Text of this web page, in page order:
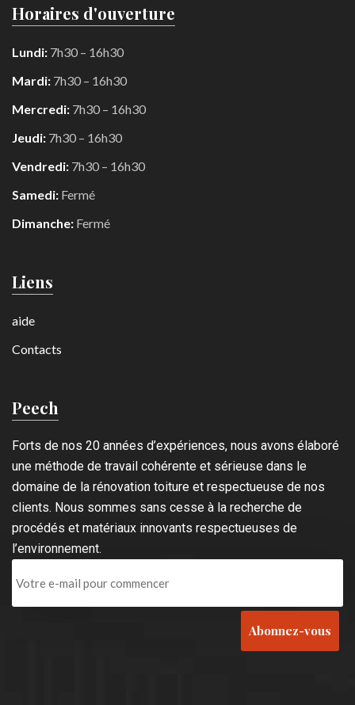
Horaires d'ouverture
Lundi: 7h30 – 16h30
Mardi: 7h30 – 16h30
Mercredi: 7h30 – 16h30
Jeudi: 7h30 – 16h30
Vendredi: 7h30 – 16h30
Samedi: Fermé
Dimanche: Fermé
Liens
aide
Contacts
Peech
Forts de nos 20 années d’expériences, nous avons élaboré
une méthode de travail cohérente et sérieuse dans le
domaine de la rénovation toiture et respectueuse de nos
clients. Nous sommes sans cesse à la recherche de
procédés et matériaux innovants respectueuses de
l’environnement.
Abonnez-vous